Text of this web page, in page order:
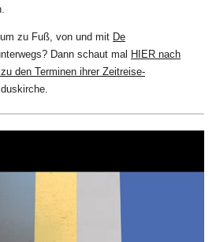
zu Fuß, von und mit De
Dann schaut mal HIER nach
den Terminen ihrer Zeitreise-